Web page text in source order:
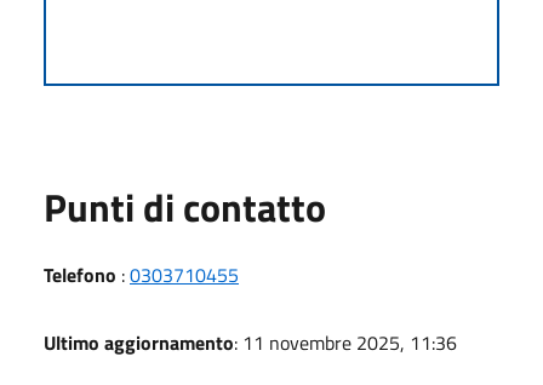
Punti di contatto
Telefono :0303710455
Ultimo aggiornamento: 11 novembre 2025, 11:36